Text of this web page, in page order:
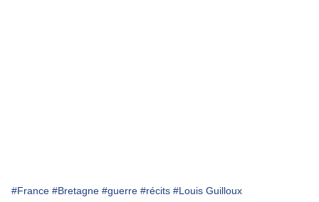
#France #Bretagne #guerre #récits #Louis Guilloux